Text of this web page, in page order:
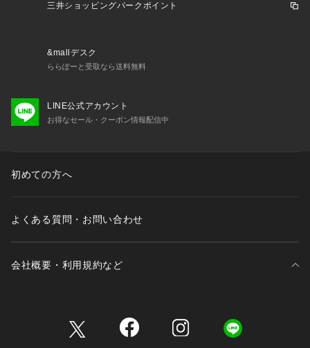
三井ショッピングパークポイント
&mallデスク
ららぽーと受取なら送料無料
LINE公式アカウント
お得なセール・クーポン情報配信中
初めての方へ
よくある質問・お問い合わせ
会社概要・利用規約など